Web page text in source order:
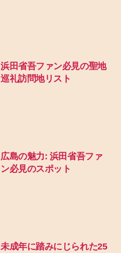
浜田省吾ファン必見の聖地
巡礼訪問地リスト
広島の魅力: 浜田省吾ファ
ン必見のスポット
未成年に踏みにじられた25